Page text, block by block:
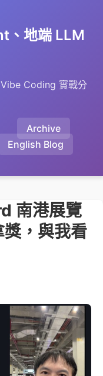
、地端 LLM
Coding 實戰分
Archive
English Blog
南港展覽
，與我看